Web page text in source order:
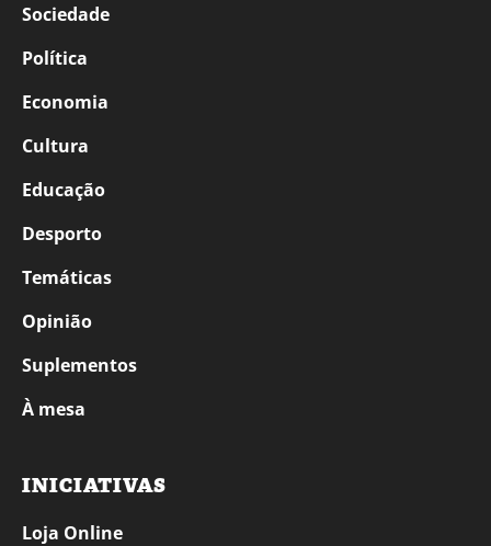
Sociedade
Política
Economia
Cultura
Educação
Desporto
Temáticas
Opinião
Suplementos
À mesa
INICIATIVAS
Loja Online